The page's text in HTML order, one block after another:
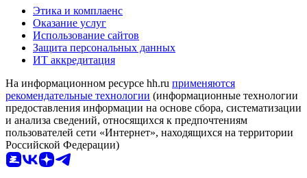
Этика и комплаенс
Оказание услуг
Использование сайтов
Защита персональных данных
ИТ аккредитация
На информационном ресурсе hh.ru применяются
рекомендательные технологии (информационные технологии
предоставления информации на основе сбора, систематизации
и анализа сведений, относящихся к предпочтениям
пользователей сети «Интернет», находящихся на территории
Российской Федерации)